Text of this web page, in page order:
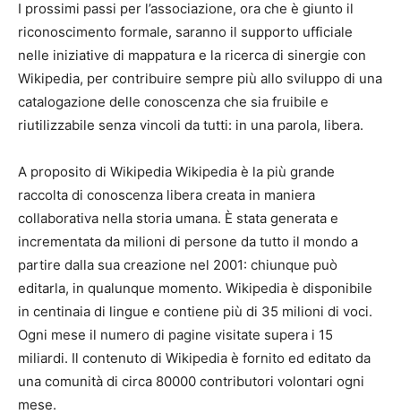
I prossimi passi per l’associazione, ora che è giunto il
riconoscimento formale, saranno il supporto ufficiale
nelle iniziative di mappatura e la ricerca di sinergie con
Wikipedia, per contribuire sempre più allo sviluppo di una
catalogazione delle conoscenza che sia fruibile e
riutilizzabile senza vincoli da tutti: in una parola, libera.
A proposito di Wikipedia Wikipedia è la più grande
raccolta di conoscenza libera creata in maniera
collaborativa nella storia umana. È stata generata e
incrementata da milioni di persone da tutto il mondo a
partire dalla sua creazione nel 2001: chiunque può
editarla, in qualunque momento. Wikipedia è disponibile
in centinaia di lingue e contiene più di 35 milioni di voci.
Ogni mese il numero di pagine visitate supera i 15
miliardi. Il contenuto di Wikipedia è fornito ed editato da
una comunità di circa 80000 contributori volontari ogni
mese.